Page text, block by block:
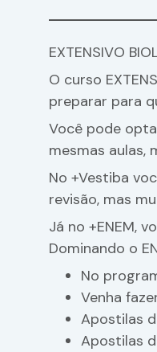
EXTENSIVO
O curso
preparar para
Você pode
mesmas aulas,
No +Vestiba
revisão, mas
Já no +ENEM,
Dominando o
No
Venha
Apostilas
Apostilas